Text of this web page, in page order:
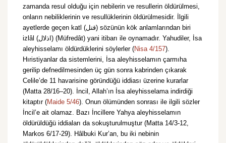
zamanda resul olduğu için nebilerin ve resullerin öldürülmesi,
onların nebiliklerinin ve resullüklerinin öldürülmesidir. İlgili
ayetlerde geçen katl (قتل) sözünün kök anlamlarından biri
izlâl (اذلال) (Müfredât) yani itibarı ile oynamadır. Yahudiler, İsa
aleyhisselamı öldürdüklerini söylerler (Nisa 4/157).
Hıristiyanlar da sistemlerini, İsa aleyhisselamın çarmıha
gerilip defnedilmesinden üç gün sonra kabrinden çıkarak
Celile’de 11 havarisine gö­ründüğü iddiası üzerine kurarlar
(Matta 28/16–20). İncil, Allah’ın İsa aleyhisselama indirdiği
kitaptır (Maide 5/46). Onun ölümünden sonrası ile ilgili sözler
İncil’e ait olamaz. Bazı İncillere Yahya aleyhisselamın
öldürüldüğü iddiaları da sokuşturulmuştur (Matta 14/3-12,
Markos 6/17-29). Hâlbuki Kur’an, bu iki nebinin